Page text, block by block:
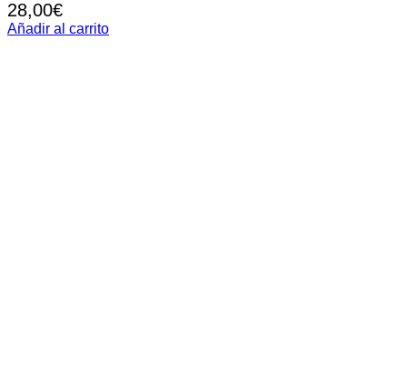
28,00€
Añadir al carrito